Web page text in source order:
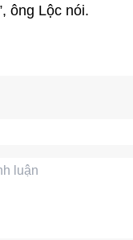
ông Lộc nói.